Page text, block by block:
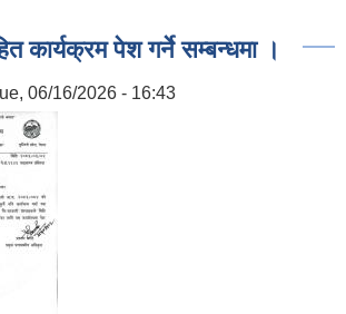
कार्यक्रम पेश गर्ने सम्बन्धमा ।
06/16/2026 - 16:43